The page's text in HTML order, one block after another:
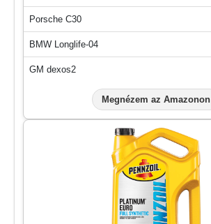
Porsche C30
BMW Longlife-04
GM dexos2
Megnézem az Amazonon